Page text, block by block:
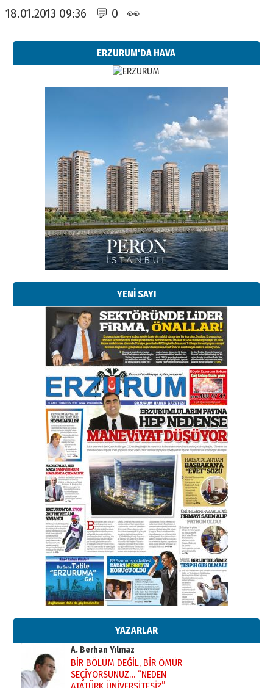
18.01.2013 09:36 💬 0 👀
ERZURUM'DA HAVA
YENİ SAYI
YAZARLAR
Esat BİNDESEN
Başkan Sekmen’den Erzurum’a
bir vizyon proje daha!
02 Ağustos 2026 Pazar
Kadir SABUNCUOĞLU
Erzurumspor’un köşe taşları
29 Haziran 2026 Pazartesi
Kenan GÜLERCİ
Murat Şahsuvaroğlu ERKON’da
çıtayı yukarı taşırken,
yönetimdekiler aşağı
çekmemeli!
17 Şubat 2026 SalıOrhan BOZKURT
Bir fotoğraf, bir şehir, bir
31 Mart 2026 Salı
A. Berhan Yılmaz
BİR BÖLÜM DEĞİL, BİR ÖMÜR
SEÇİYORSUNUZ… “NEDEN
ATATÜRK ÜNİVERSİTESİ?”